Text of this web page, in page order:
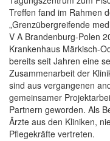
Treffen fand im Rahmen
„Grenzübergreifende
V A Brandenburg-Polen
Krankenhaus Märkisch-
bereits seit Jahren eine
Zusammenarbeit der
sind aus vergangenen
gemeinsamer
Partnern geworden. Als
Ärzte aus den Kliniken,
Pflegekräfte vertreten.